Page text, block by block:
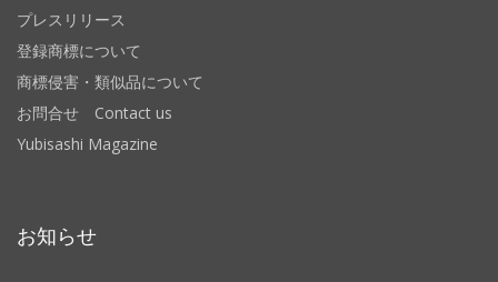
プレスリリース
登録商標について
商標侵害・類似品について
お問合せ Contact us
Yubisashi Magazine
お知らせ